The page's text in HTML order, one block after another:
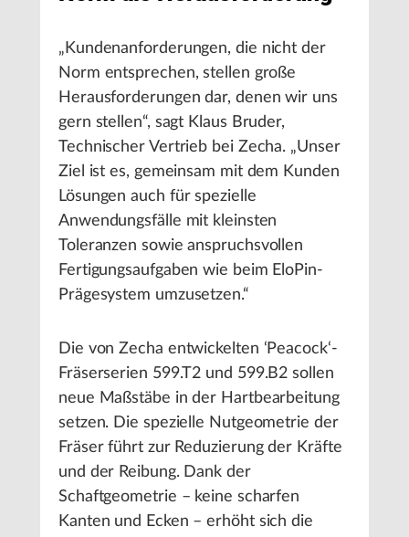
„Kundenanforderungen, die nicht der
Norm entsprechen, stellen große
Herausforderungen dar, denen wir uns
gern stellen“, sagt Klaus Bruder,
Technischer Vertrieb bei Zecha. „Unser
Ziel ist es, gemeinsam mit dem Kunden
Lösungen auch für spezielle
Anwendungsfälle mit kleinsten
Toleranzen sowie anspruchsvollen
Fertigungsaufgaben wie beim EloPin-
Prägesystem umzusetzen.“
Die von Zecha entwickelten ‘Peacock‘-
Fräserserien 599.T2 und 599.B2 sollen
neue Maßstäbe in der Hartbearbeitung
setzen. Die spezielle Nutgeometrie der
Fräser führt zur Reduzierung der Kräfte
und der Reibung. Dank der
Schaftgeometrie – keine scharfen
Kanten und Ecken – erhöht sich die